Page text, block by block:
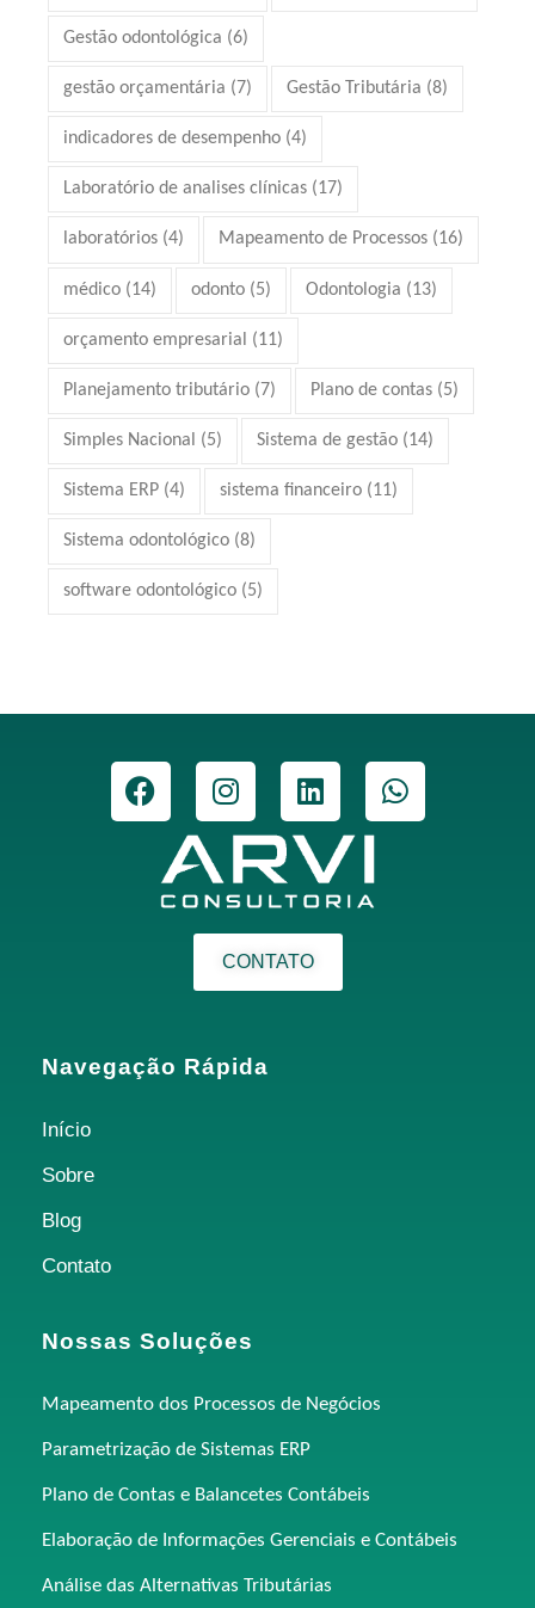
Gestão odontológica (6)
gestão orçamentária (7) Gestão Tributária (8)
indicadores de desempenho (4)
Laboratório de analises clínicas (17)
laboratórios (4) Mapeamento de Processos (16)
médico (14) odonto (5) Odontologia (13)
orçamento empresarial (11)
Planejamento tributário (7) Plano de contas (5)
Simples Nacional (5) Sistema de gestão (14)
Sistema ERP (4) sistema financeiro (11)
Sistema odontológico (8)
software odontológico (5)
CONTATO
Navegação Rápida
Início
Sobre
Blog
Contato
Nossas Soluções
Mapeamento dos Processos de Negócios
Parametrização de Sistemas ERP
Plano de Contas e Balancetes Contábeis
Elaboração de Informações Gerenciais e Contábeis
Análise das Alternativas Tributárias